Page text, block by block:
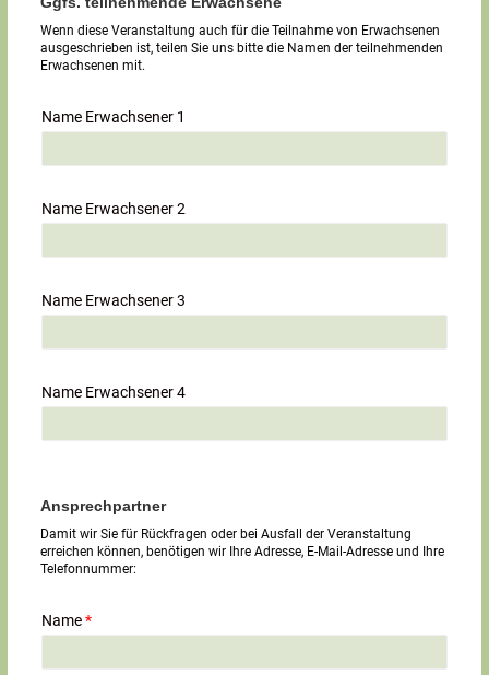
Wenn diese Veranstaltung auch für die Teilnahme von Erwachsenen
ausgeschrieben ist, teilen Sie uns bitte die Namen der teilnehmenden
Erwachsenen mit.
Name Erwachsener 1
Name Erwachsener 2
Name Erwachsener 3
Name Erwachsener 4
Ansprechpartner
Damit wir Sie für Rückfragen oder bei Ausfall der Veranstaltung
erreichen können, benötigen wir Ihre Adresse, E-Mail-Adresse und Ihre
Telefonnummer:
Name*